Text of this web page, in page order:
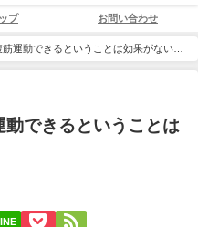
プ お問い合わせ
運動できるということは効果がないっ
できるということは